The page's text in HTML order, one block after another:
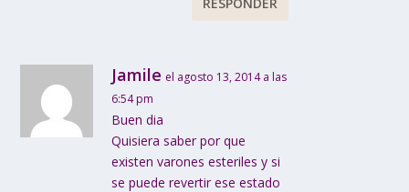
Jamile el agosto 13, 2014 a las
6:54 pm
Buen dia
Quisiera saber por que
existen varones esteriles y si
se puede revertir ese estado